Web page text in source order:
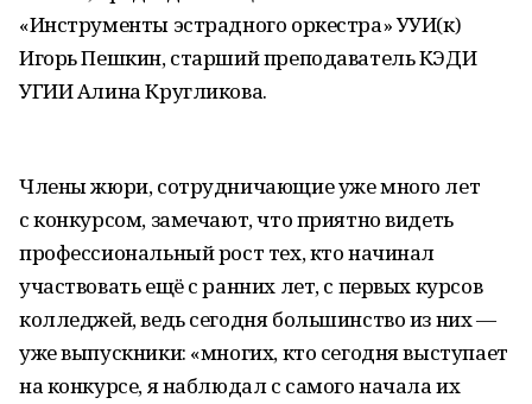
«Инструменты эстрадного оркестра» УУИ(к)
Игорь Пешкин, старший преподаватель КЭДИ
УГИИ Алина Кругликова.
Члены жюри, сотрудничающие уже много лет
с конкурсом, замечают, что приятно видеть
профессиональный рост тех, кто начинал
участвовать ещё с ранних лет, с первых курсов
колледжей, ведь сегодня большинство из них —
уже выпускники: «многих, кто сегодня выступает
на конкурсе, я наблюдал с самого начала их